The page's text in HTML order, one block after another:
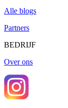
Alle blogs
Partners
BEDRIJF
Over ons